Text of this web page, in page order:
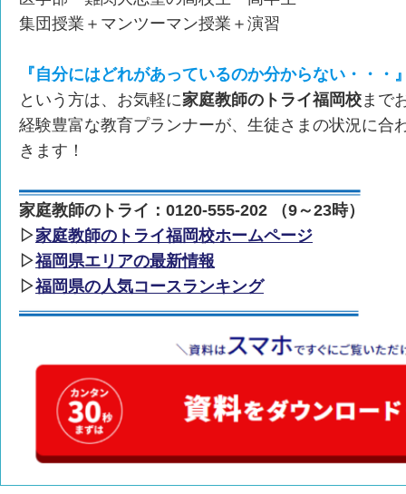
集団授業＋マンツーマン授業＋演習
『自分にはどれがあっているのか分からない・・・
という方は、お気軽に家庭教師のトライ福岡校まで
経験豊富な教育プランナーが、生徒さまの状況に合
きます！
家庭教師のトライ：0120-555-202 （9～23時）
▷家庭教師のトライ福岡校ホームページ
▷福岡県エリアの最新情報
▷福岡県の人気コースランキング